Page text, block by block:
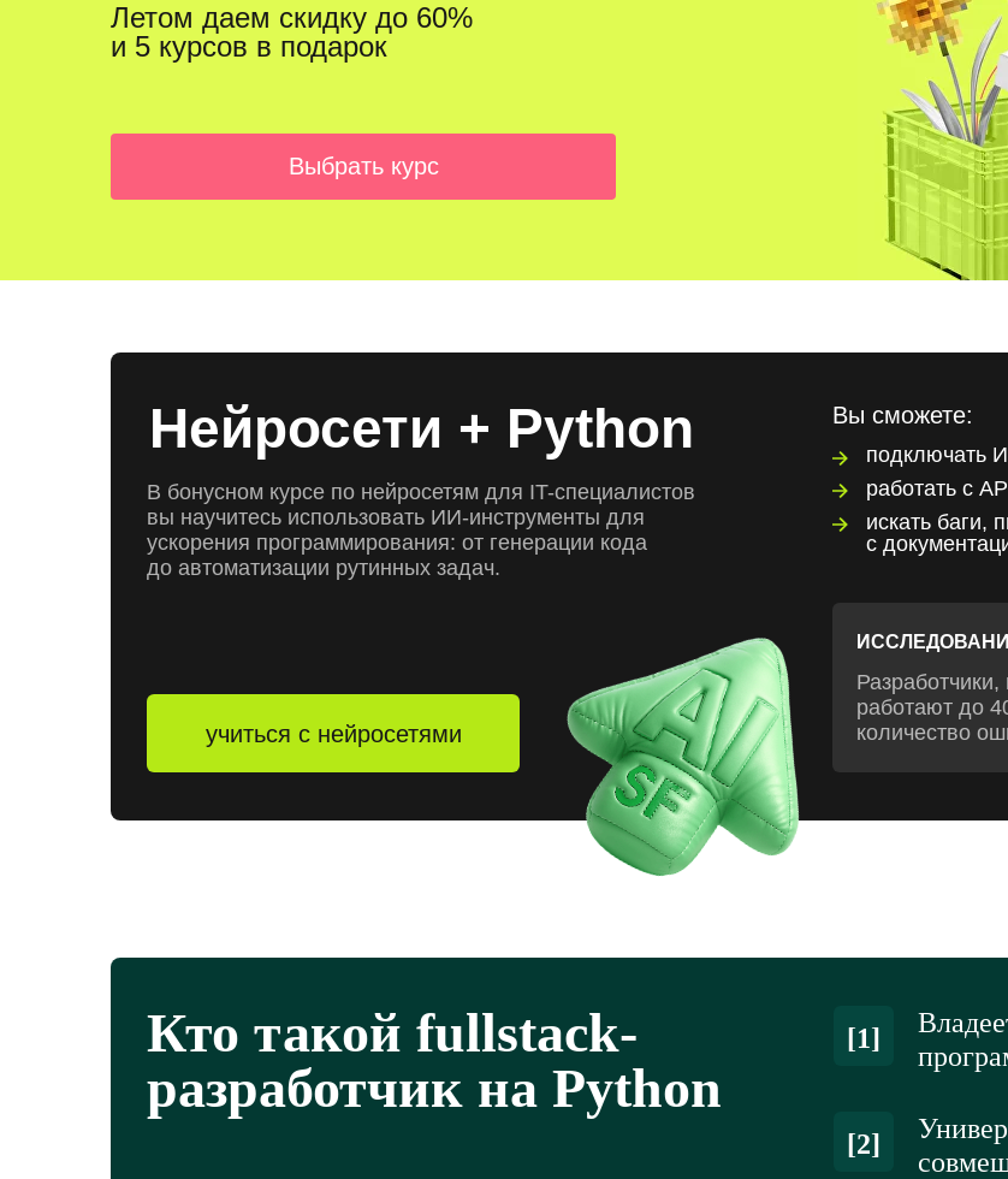
Летом даем скидку до 60%
и 5 курсов в подарок
Выбрать курс
Нейросети + Python
В бонусном курсе по нейросетям для IT-специалистов
вы научитесь использовать ИИ-инструменты для
ускорения программирования: от генерации кода
до автоматизации рутинных задач.
учиться с нейросетями
работают до
количество
Вы сможете:
подключать
работать с
искать баги,
с
Кто такой fullstack-
разработчик на Python
[1]
[2]